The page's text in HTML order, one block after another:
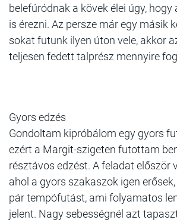
belefúródnak a kövek élei úgy,
is érezni. Az persze már egy másik
sokat futunk ilyen úton vele, akkor
teljesen fedett talprész mennyire
Gyors edzés
Gondoltam kipróbálom egy gyors
ezért a Margit-szigeten futottam
résztávos edzést. A feladat először
ahol a gyors szakaszok igen
pár tempófutást, ami folyamatos
jelent. Nagy sebességnél azt